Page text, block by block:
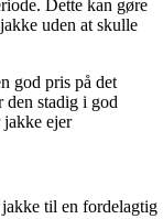
Dette kan gøre
uden at skulle
god pris på det
den stadig i god
ejer
til en fordelagtig